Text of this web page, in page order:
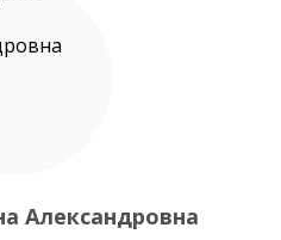
Александровна